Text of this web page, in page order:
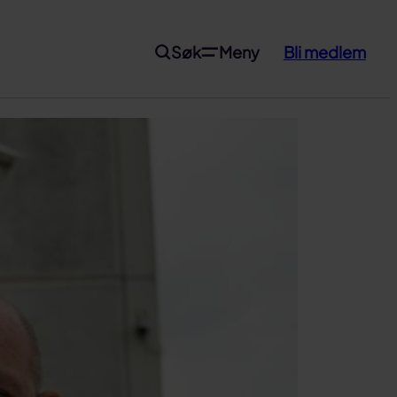
Søk Meny Bli medlem